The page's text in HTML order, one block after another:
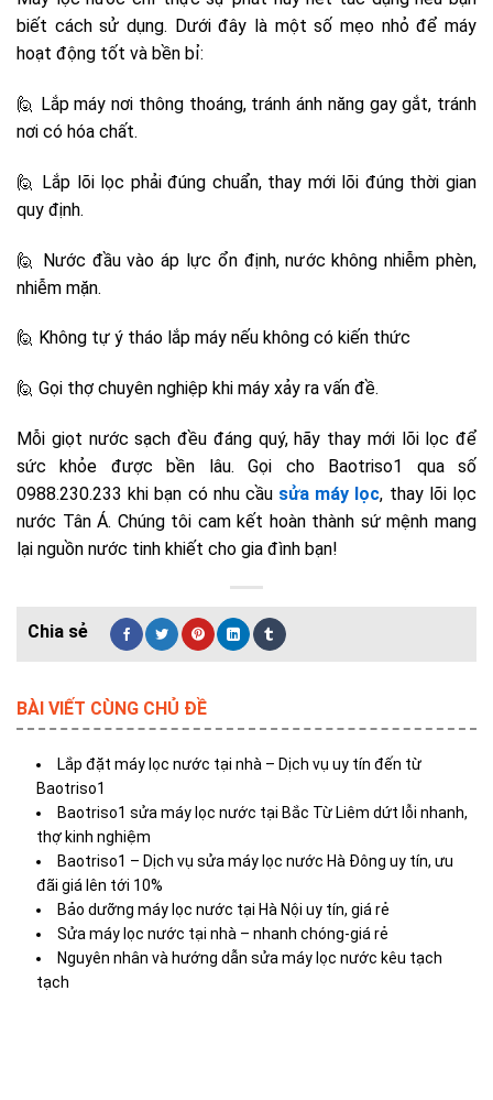
biết cách sử dụng. Dưới đây là một số mẹo nhỏ để máy
hoạt động tốt và bền bỉ:
🙋 Lắp máy nơi thông thoáng, tránh ánh năng gay gắt, tránh
nơi có hóa chất.
🙋 Lắp lõi lọc phải đúng chuẩn, thay mới lõi đúng thời gian
quy định.
🙋 Nước đầu vào áp lực ổn định, nước không nhiễm phèn,
nhiễm mặn.
🙋 Không tự ý tháo lắp máy nếu không có kiến thức
🙋 Gọi thợ chuyên nghiệp khi máy xảy ra vấn đề.
Mỗi giọt nước sạch đều đáng quý, hãy thay mới lõi lọc để
sức khỏe được bền lâu. Gọi cho Baotriso1 qua số
0988.230.233 khi bạn có nhu cầu sửa máy lọc, thay lõi lọc
nước Tân Á. Chúng tôi cam kết hoàn thành sứ mệnh mang
lại nguồn nước tinh khiết cho gia đình bạn!
BÀI VIẾT CÙNG CHỦ ĐỀ
Lắp đặt máy lọc nước tại nhà – Dịch vụ uy tín đến từ
Baotriso1
Baotriso1 sửa máy lọc nước tại Bắc Từ Liêm dứt lỗi nhanh,
thợ kinh nghiệm
Baotriso1 – Dịch vụ sửa máy lọc nước Hà Đông uy tín, ưu
đãi giá lên tới 10%
Bảo dưỡng máy lọc nước tại Hà Nội uy tín, giá rẻ
Sửa máy lọc nước tại nhà – nhanh chóng-giá rẻ
Nguyên nhân và hướng dẫn sửa máy lọc nước kêu tạch
tạch